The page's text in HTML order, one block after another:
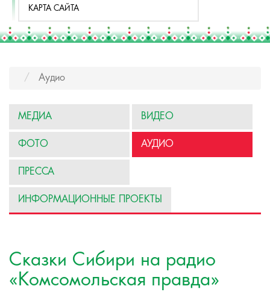
КАРТА САЙТА
Аудио
МЕДИА ВИДЕО
ФОТО АУДИО
ПРЕССА
ИНФОРМАЦИОННЫЕ ПРОЕКТЫ
Сказки Сибири на радио
«Комсомольская правда»